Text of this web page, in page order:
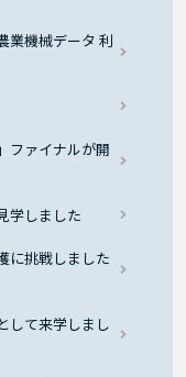
業機械データ 利
ファイナルが開
学しました
に挑戦しました
して来学しまし